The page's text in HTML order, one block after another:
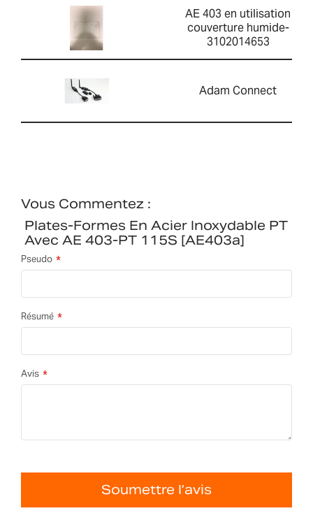
AE 403 en utilisation
couverture humide-
3102014653
Adam Connect
Vous Commentez :
Plates-Formes En Acier Inoxydable PT
Avec AE 403-PT 115S [AE403a]
Pseudo
Résumé
Avis
Soumettre l’avis